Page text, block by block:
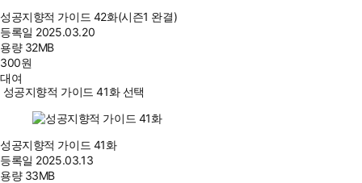
성공지향적 가이드 42화(시즌1 완결)
등록일 2025.03.20
용량 32MB
300원
대여
성공지향적 가이드 41화 선택
성공지향적 가이드 41화
등록일 2025.03.13
용량 33MB